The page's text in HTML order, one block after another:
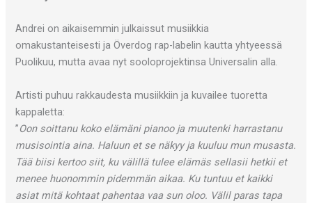
Andrei on aikaisemmin julkaissut musiikkia
omakustanteisesti ja Överdog rap-labelin kautta yhtyeessä
Puolikuu, mutta avaa nyt sooloprojektinsa Universalin alla.
Artisti puhuu rakkaudesta musiikkiin ja kuvailee tuoretta
kappaletta:
”Oon soittanu koko elämäni pianoo ja muutenki harrastanu
musisointia aina. Haluun et se näkyy ja kuuluu mun musasta.
Tää biisi kertoo siit, ku välillä tulee elämäs sellasii hetkii et
menee huonommin pidemmän aikaa. Ku tuntuu et kaikki
asiat mitä kohtaat pahentaa vaa sun oloo. Välil paras tapa